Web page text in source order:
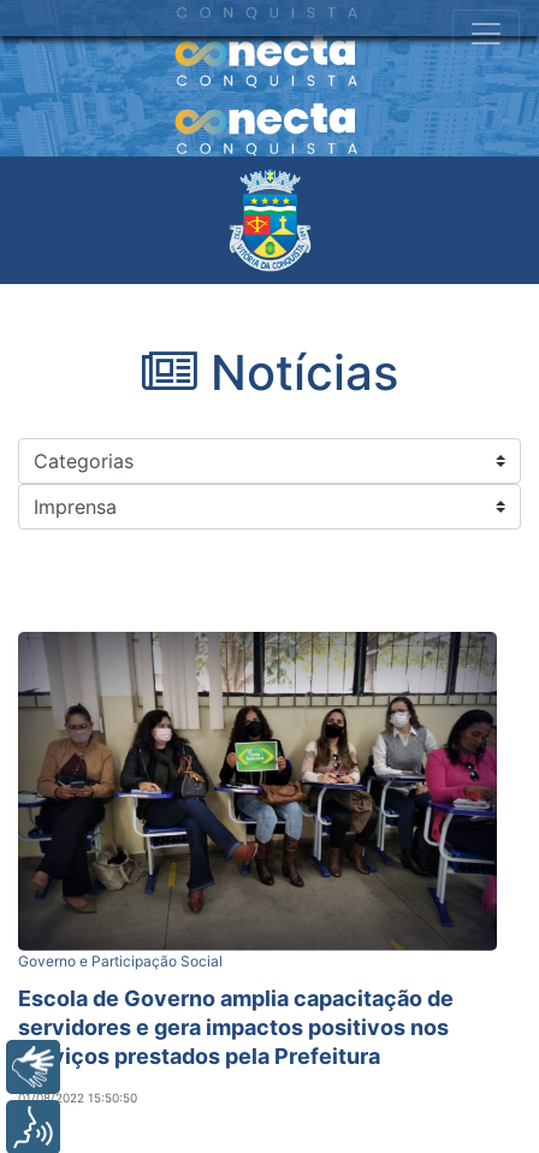
Notícias
Governo e Participação Social
Escola de Governo amplia capacitação de
servidores e gera impactos positivos nos
serviços prestados pela Prefeitura
01/08/2022 15:50:50
Libras